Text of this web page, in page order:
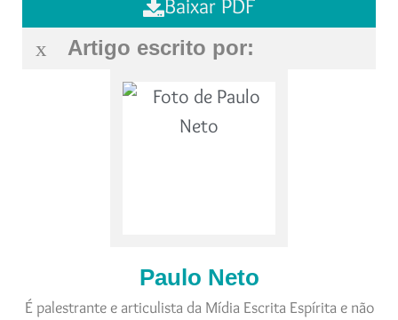
Baixar PDF
Artigo escrito por:
Paulo Neto
É palestrante e articulista da Mídia Escrita Espírita e não